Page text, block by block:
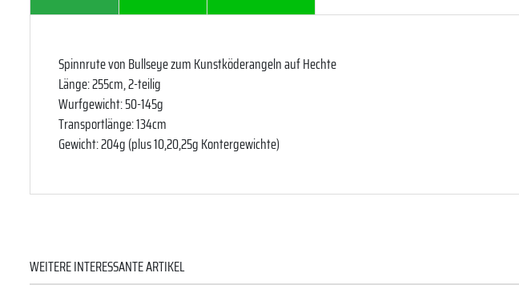
Spinnrute von Bullseye zum Kunstköderangeln auf Hechte
Länge: 255cm, 2-teilig
Wurfgewicht: 50-145g
Transportlänge: 134cm
Gewicht: 204g (plus 10,20,25g Kontergewichte)
WEITERE INTERESSANTE ARTIKEL